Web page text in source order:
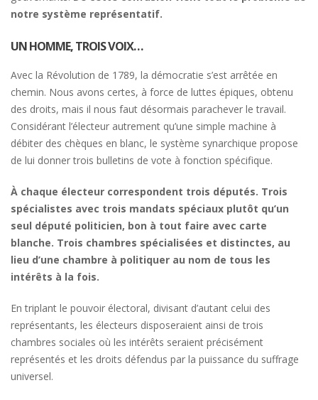
notre système représentatif.
UN HOMME, TROIS VOIX…
Avec la Révolution de 1789, la démocratie s’est arrêtée en
chemin. Nous avons certes, à force de luttes épiques, obtenu
des droits, mais il nous faut désormais parachever le travail.
Considérant l’électeur autrement qu’une simple machine à
débiter des chèques en blanc, le système synarchique propose
de lui donner trois bulletins de vote à fonction spécifique.
À chaque électeur correspondent trois députés. Trois
spécialistes avec trois mandats spéciaux plutôt qu’un
seul député politicien, bon à tout faire avec carte
blanche. Trois chambres spécialisées et distinctes, au
lieu d’une chambre à politiquer au nom de tous les
intérêts à la fois.
En triplant le pouvoir électoral, divisant d’autant celui des
représentants, les électeurs disposeraient ainsi de trois
chambres sociales où les intérêts seraient précisément
représentés et les droits défendus par la puissance du suffrage
universel.